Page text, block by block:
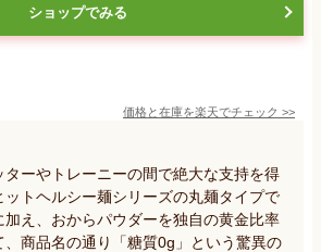
ショップでみる
価格と在庫を楽天でチェック >>
ーやトレーニーの間で絶大な支持を得
ットヘルシー麺シリーズの丸麺タイプで
え、おからパウダーを独自の黄金比率
、商品名の通り「糖質0g」という驚異の